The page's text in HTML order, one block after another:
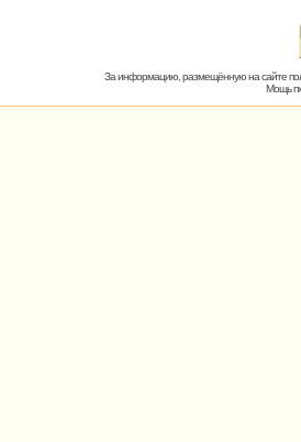
За информацию, размещённую на сайте
Мощь